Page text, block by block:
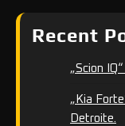
Recent
„Scion
„Kia
Detroite.